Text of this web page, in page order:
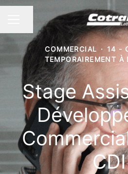
MENU CARRIÈRE
Partager la page
COMMERCIAL · 14 -
TEMPORAIREMENT À
Stage
CDI